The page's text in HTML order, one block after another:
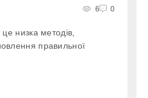
6 0
це низка методів,
правильної